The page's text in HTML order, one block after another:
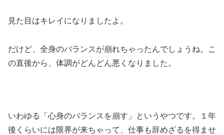
見た目はキレイになりましたよ。
だけど、全身のバランスが崩れちゃったんでしょうね。こ
の直後から、体調がどんどん悪くなりました。
いわゆる「心身のバランスを崩す」というやつです。１年
後くらいには限界が来ちゃって、仕事も辞めざるを得ませ